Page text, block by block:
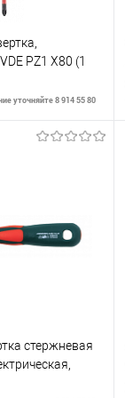
PZ1 X80 (1
уточняйте 8 914 55 80
стержневая